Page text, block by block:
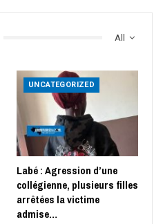
All
UNCATEGORIZED
Labé : Agression d’une
collégienne, plusieurs filles
arrêtées la victime
admise…